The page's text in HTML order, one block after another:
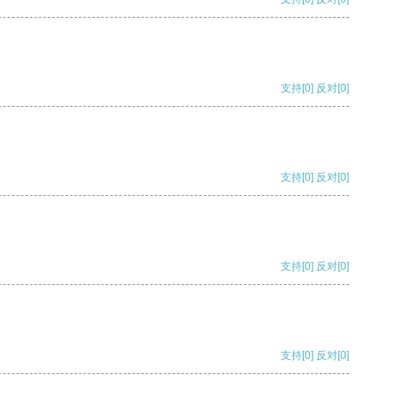
支持[0] 反对[0]
支持[0] 反对[0]
支持[0] 反对[0]
支持[0] 反对[0]